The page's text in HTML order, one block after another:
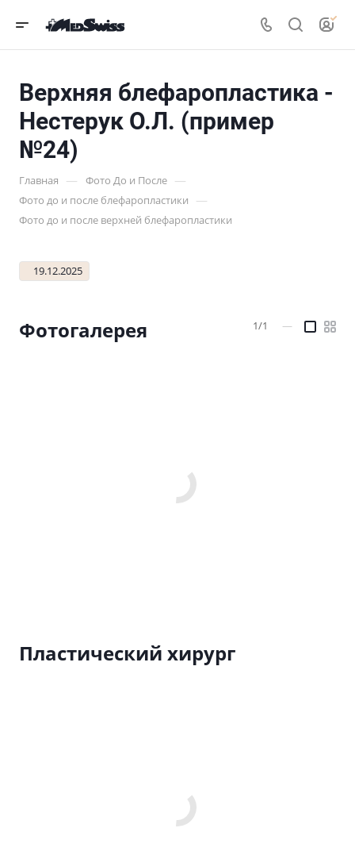
Верхняя блефаропластика -
Нестерук О.Л. (пример
№24)
Главная — Фото До и После —
Фото до и после блефаропластики —
Фото до и после верхней блефаропластики
19.12.2025
Фотогалерея 1/1 —
Пластический хирург